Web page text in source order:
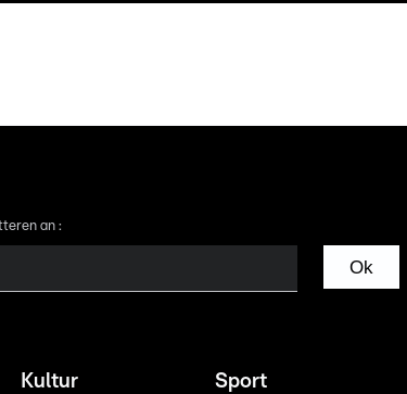
an :
Ok
Kultur Sport